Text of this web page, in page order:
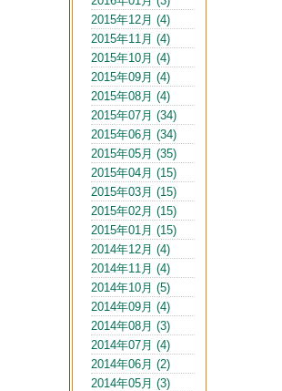
2015年12月 (4)
2015年11月 (4)
2015年10月 (4)
2015年09月 (4)
2015年08月 (4)
2015年07月 (34)
2015年06月 (34)
2015年05月 (35)
2015年04月 (15)
2015年03月 (15)
2015年02月 (15)
2015年01月 (15)
2014年12月 (4)
2014年11月 (4)
2014年10月 (5)
2014年09月 (4)
2014年08月 (3)
2014年07月 (4)
2014年06月 (2)
2014年05月 (3)